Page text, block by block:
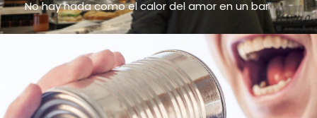
No hay nada como el calor del amor en un bar